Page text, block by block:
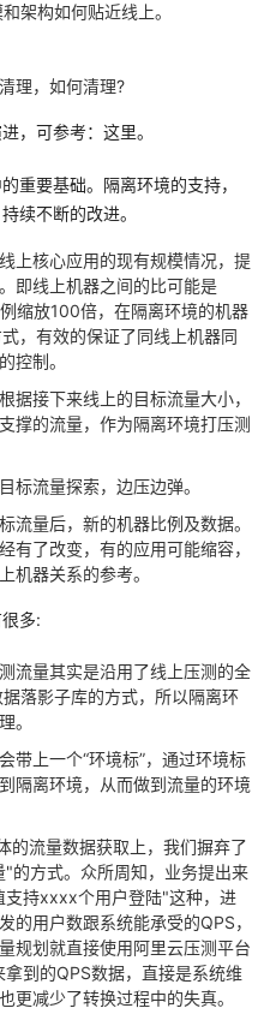
架构如何贴近线上。
理，如何清理?
，可参考：这里。
重要基础。隔离环境的支持，
续不断的改进。
上核心应用的现有规模情况，提
即线上机器之间的比可能是
缩放100倍，在隔离环境的机器
，有效的保证了同线上机器同
控制。
据接下来线上的目标流量大小，
撑的流量，作为隔离环境打压测
标流量探索，边压边弹。
流量后，新的机器比例及数据。
有了改变，有的应用可能缩容，
机器关系的参考。
多:
流量其实是沿用了线上压测的全
落影子库的方式，所以隔离环
。
带上一个“环境标”，通过环境标
隔离环境，从而做到流量的环境
的流量数据获取上，我们摒弃了
的方式。众所周知，业务提出来
支持xxxx个用户登陆"这种，进
的用户数跟系统能承受的QPS，
规划就直接使用阿里云压测平台
到的QPS数据，直接是系统维
更减少了转换过程中的失真。